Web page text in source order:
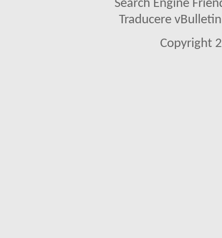
Search Engine
Traducere
Copyright